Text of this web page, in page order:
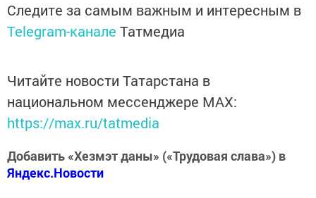
Следите за самым важным и интересным в
Telegram-канале Татмедиа
Читайте новости Татарстана в
национальном мессенджере MАХ:
https://max.ru/tatmedia
Добавить «Хезмэт даны» («Трудовая слава») в
Яндекс.Новости